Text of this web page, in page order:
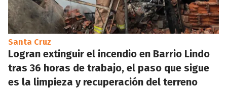
Santa Cruz
Logran extinguir el incendio en Barrio Lindo
tras 36 horas de trabajo, el paso que sigue
es la limpieza y recuperación del terreno